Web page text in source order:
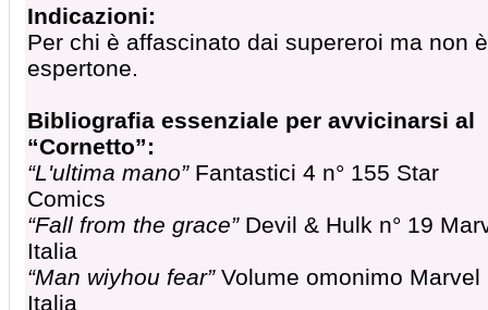
Indicazioni:
Per chi è affascinato dai supereroi ma non
espertone.
Bibliografia essenziale per avvicinarsi al
“Cornetto”:
“L'ultima mano”Fantastici 4 n° 155 Star
Comics
“Fall from the grace”Devil & Hulk n° 19
Italia
“Man wiyhou fear”Volume omonimo Marvel
Italia